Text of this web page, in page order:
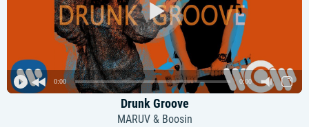
0:00 0:00
Drunk Groove
MARUV & Boosin